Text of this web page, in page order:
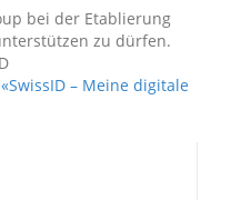
bei der Etablierung
zu dürfen.
– Meine digitale